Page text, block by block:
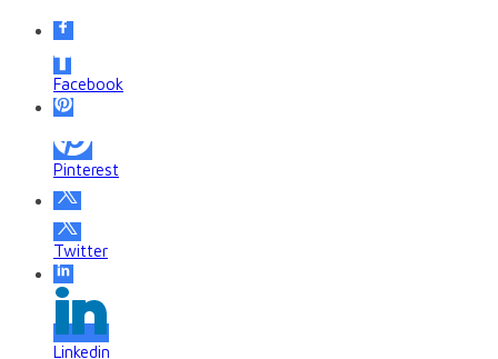
Facebook
Pinterest
Twitter
Linkedin